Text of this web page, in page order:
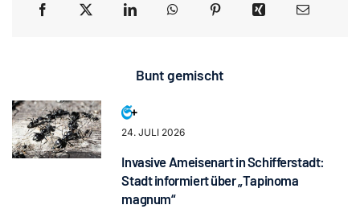
Bunt gemischt
24. JULI 2026
Invasive Ameisenart in Schifferstadt:
Stadt informiert über „Tapinoma
magnum“